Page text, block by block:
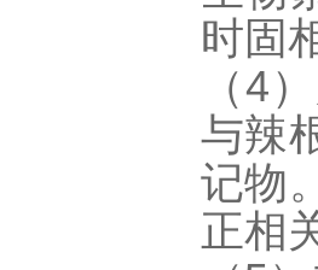
时固
（4
与辣
记物
正相